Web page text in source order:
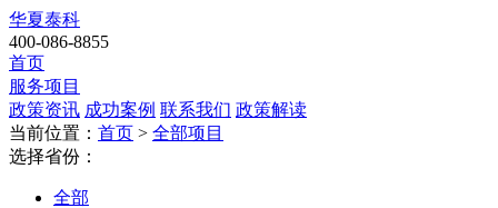
华夏泰科
400-086-8855
首页
服务项目
政策资讯 成功案例 联系我们 政策解读
当前位置： 首页 > 全部项目
选择省份：
全部